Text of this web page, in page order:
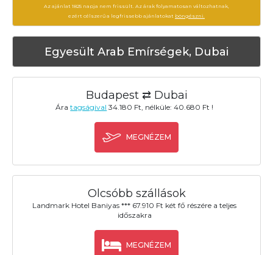
Az ajánlat 1825 napja nem frissült. Az árak folyamatosan változhatnak,
ezért célszerű a legfrissebb ajánlatokat böngészni.
Egyesült Arab Emírségek, Dubai
Budapest ⇄ Dubai
Áratagságival 34.180 Ft, nélküle: 40.680 Ft !
MEGNÉZEM
Olcsóbb szállások
Landmark Hotel Baniyas *** 67.910 Ft két fő részére a teljes
időszakra
MEGNÉZEM